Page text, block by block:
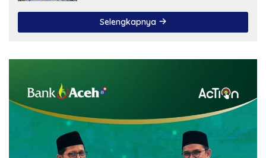
Selengkapnya